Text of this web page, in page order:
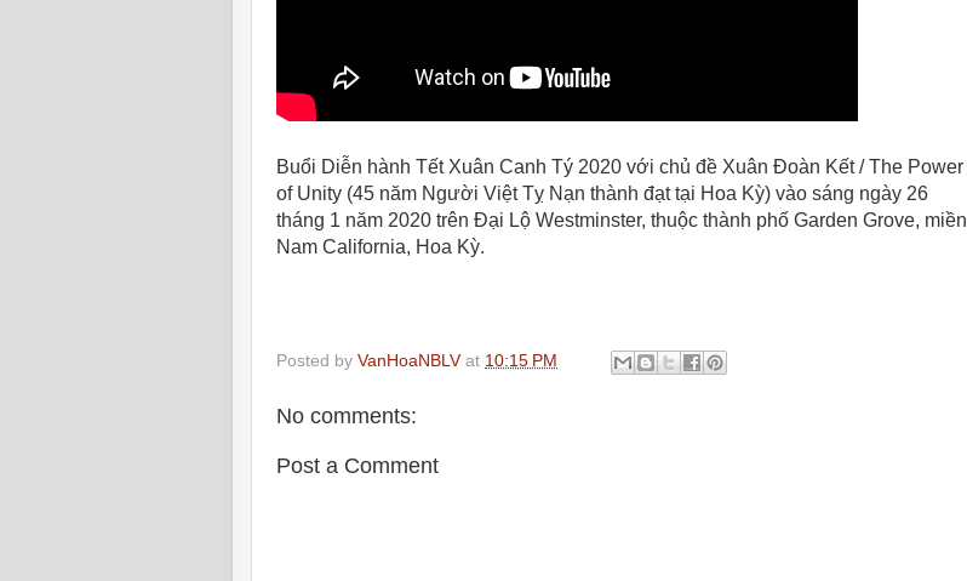
Buổi Diễn hành Tết Xuân Canh Tý 2020 với chủ đề Xuân Đoàn Kết / The Power
of Unity (45 năm Người Việt Tỵ Nạn thành đạt tại Hoa Kỳ) vào sáng ngày 26
tháng 1 năm 2020 trên Đại Lộ Westminster, thuộc thành phố Garden Grove, miền
Nam California, Hoa Kỳ.
Posted by VanHoaNBLV at 10:15 PM
No comments:
Post a Comment